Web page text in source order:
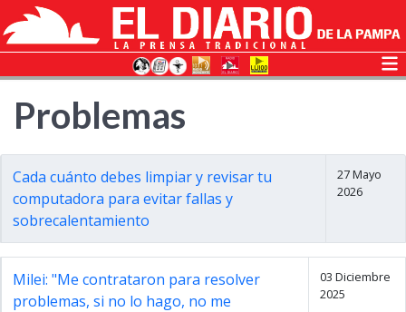
Problemas
Cada cuánto debes limpiar y revisar tu
computadora para evitar fallas y
sobrecalentamiento
27 Mayo
2026
Milei: "Me contrataron para resolver
problemas, si no lo hago, no me
03 Diciembre
2025